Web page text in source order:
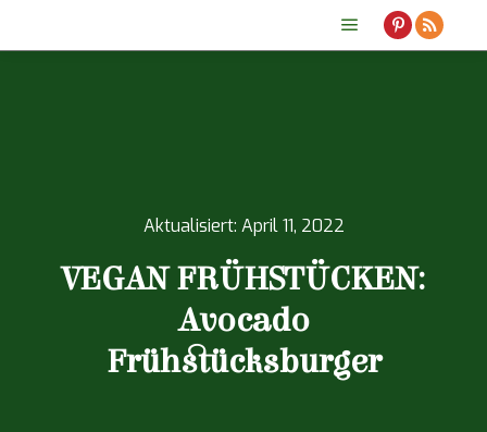
Hauptmenü
Aktualisiert: April 11, 2022
VEGAN FRÜHSTÜCKEN:
Avocado
Frühstücksburger